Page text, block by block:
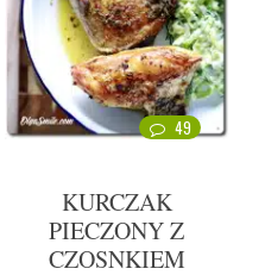
49
KURCZAK
PIECZONY Z
CZOSNKIEM